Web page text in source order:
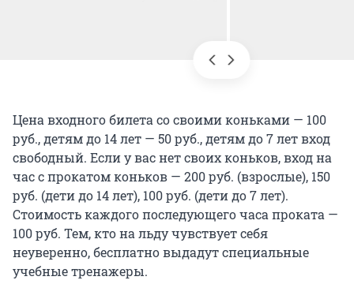
Цена входного билета со своими коньками — 100
руб., детям до 14 лет — 50 руб., детям до 7 лет вход
свободный. Если у вас нет своих коньков, вход на
час с прокатом коньков — 200 руб. (взрослые), 150
руб. (дети до 14 лет), 100 руб. (дети до 7 лет).
Стоимость каждого последующего часа проката —
100 руб. Тем, кто на льду чувствует себя
неуверенно, бесплатно выдадут специальные
учебные тренажеры.